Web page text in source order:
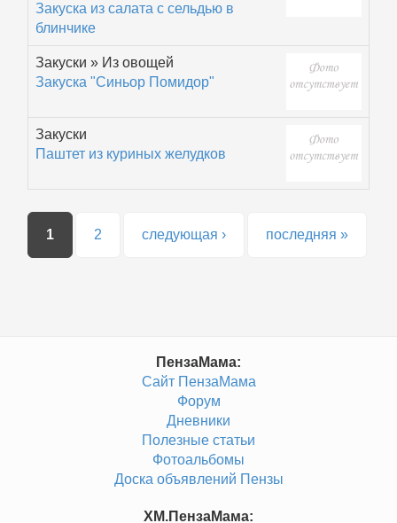
Закуска из салата с сельдью в
блинчике
Закуски » Из овощей
Закуска "Синьор Помидор"
Закуски
Паштет из куриных желудков
Страницы
1 2 следующая › последняя »
ПензаМама:
Сайт ПензаМама
Форум
Дневники
Полезные статьи
Фотоальбомы
Доска объявлений Пензы
ХМ.ПензаМама: